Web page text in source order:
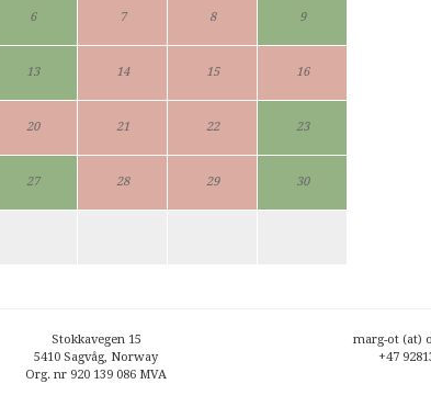
6 7 8 9
13 14 15 16
20 21 22 23
27 28 29 30
Stokkavegen 15
5410 Sagvåg, Norway
Org. nr 920 139 086 MVA
marg-ot (at)
+47